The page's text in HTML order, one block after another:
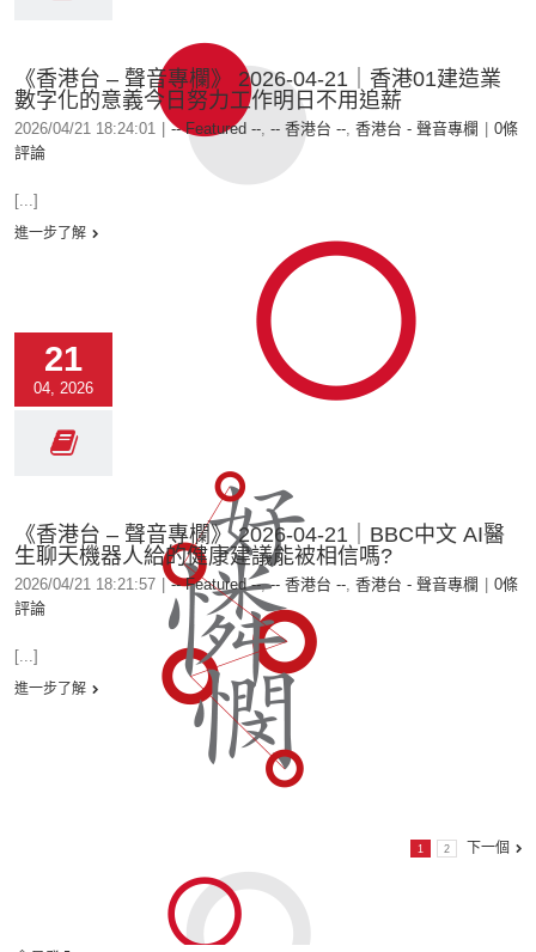
《香港台 – 聲音專欄》 2026-04-21｜香港01建造業
數字化的意義今日努力工作明日不用追薪
2026/04/21 18:24:01 -- Featured --, -- 香港台 --, 香港台 - 聲音專欄
0條
評論
[...]
進一步了解
21
04, 2026
《香港台 – 聲音專欄》 2026-04-21｜BBC中文 AI醫
生聊天機器人給的健康建議能被相信嗎?
2026/04/21 18:21:57 -- Featured --,-- 香港台 --, 香港台 - 聲音專欄
0條
評論
[...]
進一步了解
1 2 下一個